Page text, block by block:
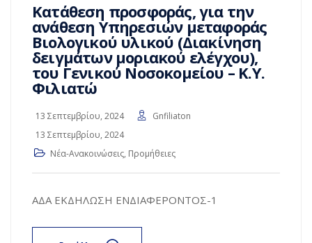
Κατάθεση προσφοράς, για την
ανάθεση Υπηρεσιών μεταφοράς
Βιολογικού υλικού (Διακίνηση
δειγμάτων μοριακού ελέγχου),
του Γενικού Νοσοκομείου – Κ.Υ.
Φιλιατώ
13 Σεπτεμβρίου, 2024
Gnfiliaton
13 Σεπτεμβρίου, 2024
Νέα-Ανακοινώσεις, Προμήθειες
ΑΔΑ ΕΚΔΗΛΩΣΗ ΕΝΔΙΑΦΕΡΟΝΤΟΣ-1